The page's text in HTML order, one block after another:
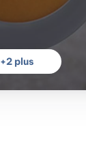
+2 plus